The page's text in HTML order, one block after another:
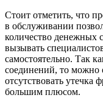
Стоит отметить, что
в обслуживании
количество денежных
вызывать
самостоятельно. Так
соединений, то можно
отсутствовать утечка
большим плюсом.